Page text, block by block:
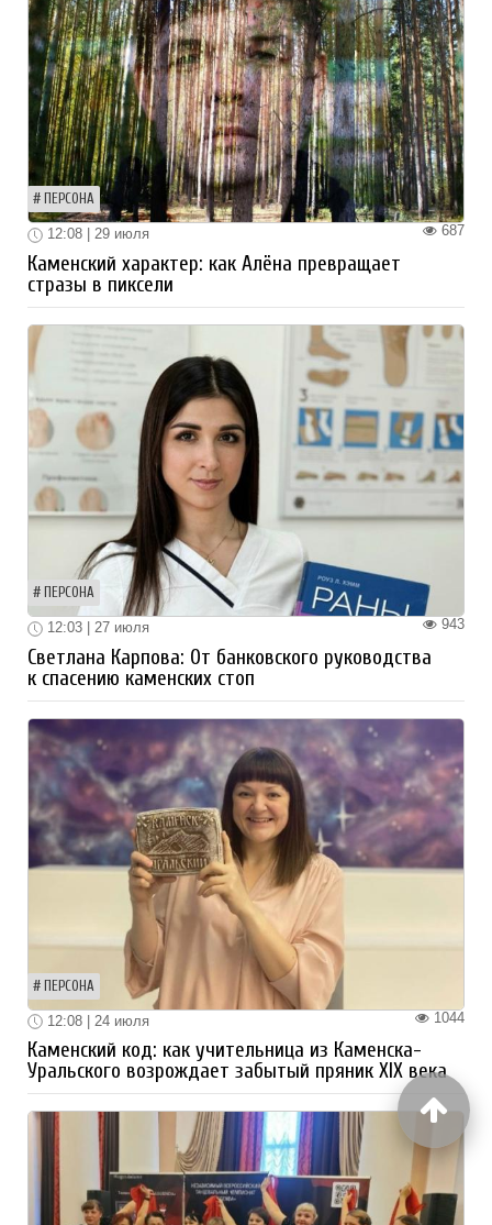
ПЕРСОНА
687
12:08 | 29 июля
Каменский характер: как Алёна превращает
стразы в пиксели
ПЕРСОНА
943
12:03 | 27 июля
Светлана Карпова: От банковского руководства
к спасению каменских стоп
ПЕРСОНА
1044
12:08 | 24 июля
Каменский код: как учительница из Каменска-
Уральского возрождает забытый пряник XIX века